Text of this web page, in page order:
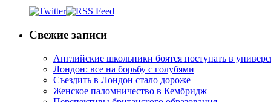
Свежие записи
Английские школьники боятся поступать в
Лондон: все на борьбу с голубями
Съездить в Лондон стало дороже
Женское паломничество в Кембридж